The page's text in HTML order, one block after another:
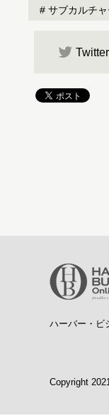
サブカルチャ
ハーバー・ビ
Copyright